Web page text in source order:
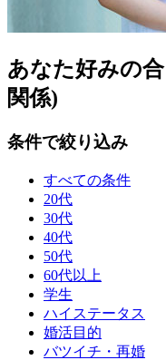
あなた好みの
関係)
条件で絞り込み
すべての条件
20代
30代
40代
50代
60代以上
学生
ハイステータス
婚活目的
バツイチ・再婚